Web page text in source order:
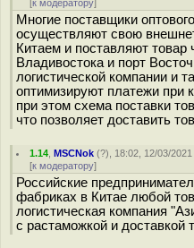
[к модератору]
Многие поставщики
осуществляют свою
Китаем и поставляют товар
Владивостока и порт
логистической компании и
оптимизируют платежи при
при этом схема поставки
что позволяет доставить
1.14 ,MSCNok (?), 18:02, 12/03/2021
[к модератору]
Российские
фабриках в Китае любой
логистическая компания
с растаможкой и доставкой